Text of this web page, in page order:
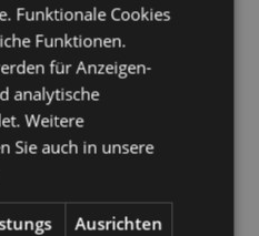
22cm Breite 5cm Tiefe 1.5cm
Funktionale Cookies
Funktionen.
für Anzeigen-
analytische
Weitere
Sie auch in unsere
Ausrichten